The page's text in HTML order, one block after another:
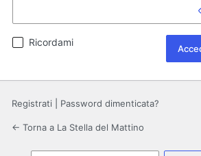
Ricordami
Registrati Password dimenticata?
← Torna a La Stella del Mattino